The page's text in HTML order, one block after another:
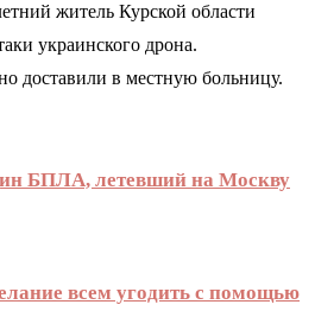
житель Курской области
украинского дрона.
доставили в местную больницу.
БПЛА, летевший на Москву
всем угодить с помощью